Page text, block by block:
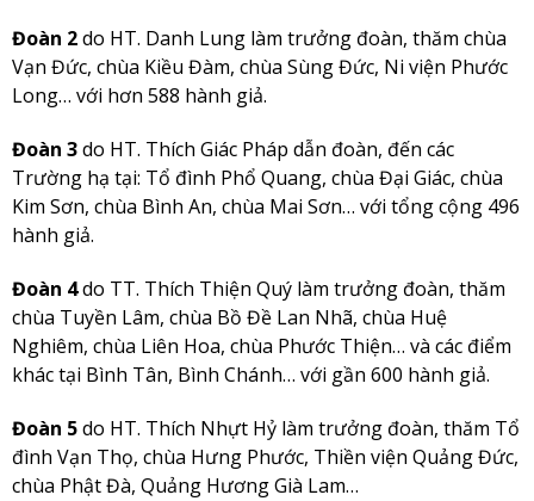
Đoàn 2do HT. Danh Lung làm trưởng đoàn, thăm chùa
Vạn Đức, chùa Kiều Đàm, chùa Sùng Đức, Ni viện Phước
Long… với hơn 588 hành giả.
Đoàn 3do HT. Thích Giác Pháp dẫn đoàn, đến các
Trường hạ tại: Tổ đình Phổ Quang, chùa Đại Giác, chùa
Kim Sơn, chùa Bình An, chùa Mai Sơn… với tổng cộng 496
hành giả.
Đoàn 4do TT. Thích Thiện Quý làm trưởng đoàn, thăm
chùa Tuyền Lâm, chùa Bồ Đề Lan Nhã, chùa Huệ
Nghiêm, chùa Liên Hoa, chùa Phước Thiện… và các điểm
khác tại Bình Tân, Bình Chánh… với gần 600 hành giả.
Đoàn 5do HT. Thích Nhựt Hỷ làm trưởng đoàn, thăm Tổ
đình Vạn Thọ, chùa Hưng Phước, Thiền viện Quảng Đức,
chùa Phật Đà, Quảng Hương Già Lam…